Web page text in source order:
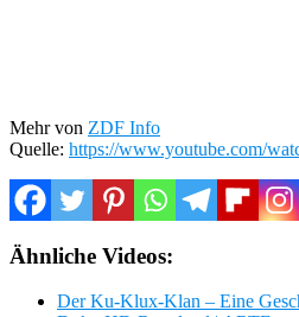
Mehr von ZDF Info
Quelle: https://www.youtube.com/
Ähnliche Videos:
Der Ku-Klux-Klan – Eine